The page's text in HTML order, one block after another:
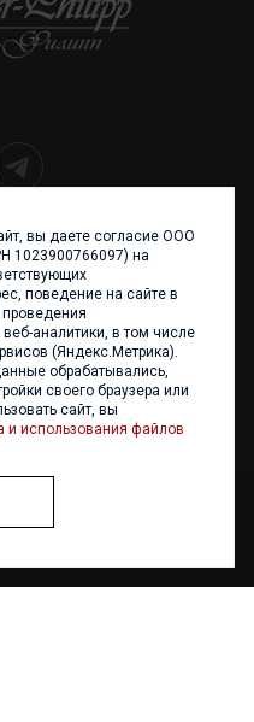
898
аллея, 47
960 898,
856
нам
Все права защищены
вы даете согласие ООО
1023900766097) на
поведение на сайте в
аналитики, в том числе
(Яндекс.Метрика).
обрабатывались,
своего браузера или
сайт, вы
и использования файлов